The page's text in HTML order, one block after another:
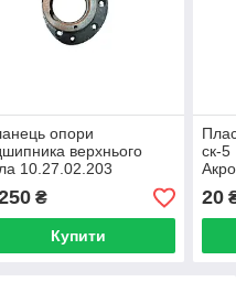
опори
верхнього
10.27.02.203
Дон-1500Б
Вектор
₴
Купити
ск-
20